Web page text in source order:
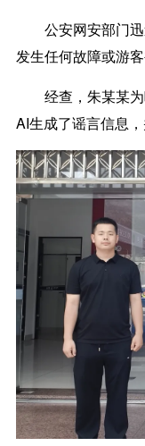
公安网安部门迅
发生任何故障或游
经查，朱某某为
AI生成了谣言信息，